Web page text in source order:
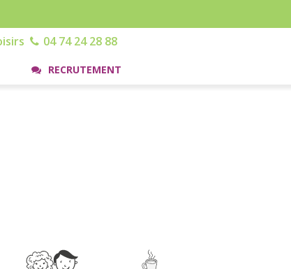
04 74 24 28 88
RECRUTEMENT